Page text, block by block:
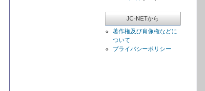
JC-NETから
著作権及び肖像権などに
ついて
プライバシーポリシー